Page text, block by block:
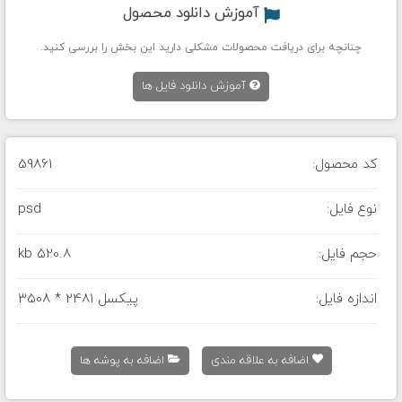
آموزش دانلود محصول
چنانچه برای دریافت محصولات مشکلی دارید این بخش را بررسی کنید.
آموزش دانلود فایل ها
کد محصول: 59861
نوع فایل: psd
حجم فایل: 520.8 kb
اندازه فایل: 3508 * 2481 پیکسل
اضافه به علاقه مندی اضافه به پوشه ها